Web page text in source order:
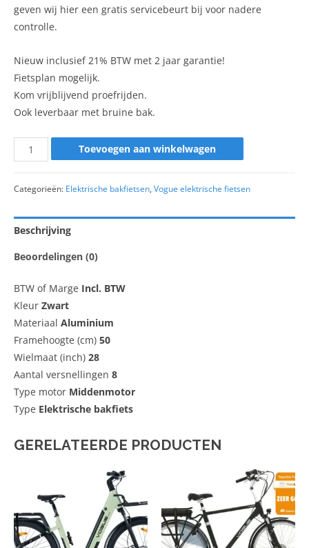
geven wij hier een gratis servicebeurt bij voor nadere
controlle.
Nieuw inclusief 21% BTW met 2 jaar garantie!
Fietsplan mogelijk.
Kom vrijblijvend proefrijden.
Ook leverbaar met bruine bak.
Toevoegen aan winkelwagen
Categorieën: Elektrische bakfietsen, Vogue elektrische fietsen
Beschrijving
Beoordelingen (0)
BTW of Marge Incl. BTW
Kleur Zwart
Materiaal Aluminium
Framehoogte (cm) 50
Wielmaat (inch) 28
Aantal versnellingen 8
Type motor Middenmotor
Type Elektrische bakfiets
GERELATEERDE PRODUCTEN